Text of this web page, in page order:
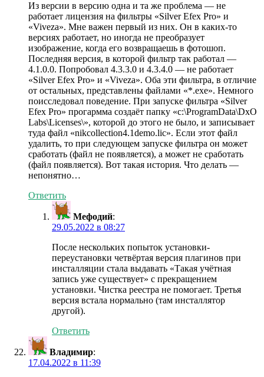
Из версии в версию одна и та же проблема — не
работает лицензия на фильтры «Silver Efex Pro» и
«Viveza». Мне важен первый из них. Он в каких-то
версиях работает, но иногда не преобразует
изображение, когда его возвращаешь в фотошоп.
Последняя версия, в которой фильтр так работал —
4.1.0.0. Попробовал 4.3.3.0 и 4.3.4.0 — не работает
«Silver Efex Pro» и «Viveza». Оба эти фильтра, в отличие
от остальных, представлены файлами «*.exe». Немного
поисследовал поведение. При запуске фильтра «Silver
Efex Pro» прогармма создаёт папку «c:\ProgramData\DxO
Labs\Licenses\», которой до этого не было, и записывает
туда файл «nikcollection4.1demo.lic». Если этот файл
удалить, то при следующем запуске фильтра он может
сработать (файл не появляется), а может не сработать
(файл появляется). Вот такая история. Что делать —
непонятно…
Ответить
Мефодий:
29.05.2022 в 08:27
После нескольких попыток установки-
переустановки четвёртая версия плагинов при
инсталляции стала выдавать «Такая учётная
запись уже существует» с прекращением
установки. Чистка реестра не помогает. Третья
версия встала нормально (там инсталлятор
другой).
Ответить
Владимир:
17.04.2022 в 11:39